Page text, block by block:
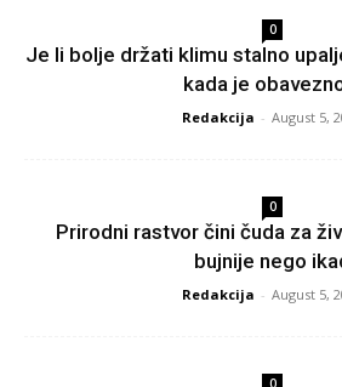
0
Je li bolje držati klimu stalno
kada je
Redakcija - August 5,
0
Prirodni rastvor čini čuda za
bujnije nego
Redakcija - August 5,
0